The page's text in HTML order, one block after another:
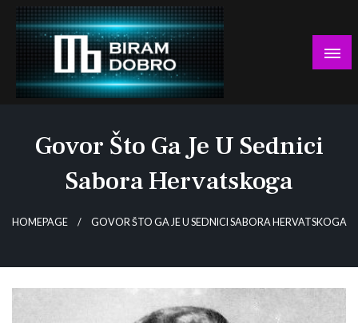
Skip
content
Govor Što Ga Je U Sednici
Sabora Hervatskoga
HOMEPAGE GOVOR ŠTO GA JE U SEDNICI SABORA HERVATSKOGA